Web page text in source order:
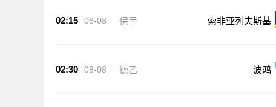
02:15 08-08 保甲 索非亚列夫斯基
02:30 08-08 德乙 波鸿